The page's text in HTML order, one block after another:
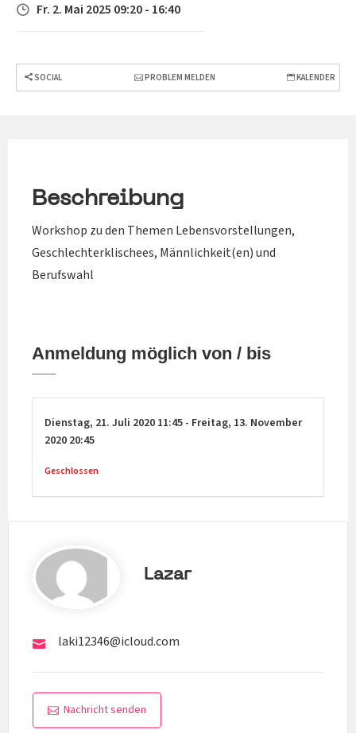
Fr. 2. Mai 2025 09:20 - 16:40
SOCIAL PROBLEM MELDEN KALENDER
Beschreibung
Workshop zu den Themen Lebensvorstellungen,
Geschlechterklischees, Männlichkeit(en) und
Berufswahl
Anmeldung möglich von / bis
Dienstag, 21. Juli 2020 11:45 - Freitag, 13. November
2020 20:45
Geschlossen
Lazar
laki12346@icloud.com
Nachricht senden